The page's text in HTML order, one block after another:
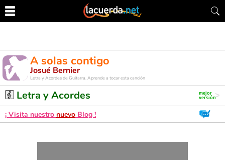
A solas contigo
Josué Bernier
Letra y Acordes de Guitarra. Aprende a tocar esta canción
Letra y Acordes
¡ Visita nuestro nuevo Blog !